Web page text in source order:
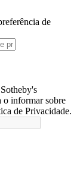
de
o informar sobre
de Privacidade.